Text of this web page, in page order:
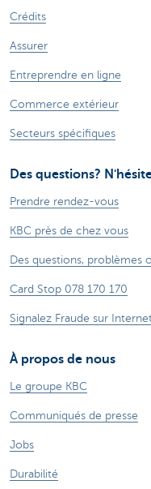
Crédits
Assurer
Entreprendre en ligne
Commerce extérieur
Secteurs spécifiques
Des questions?
Prendre rendez-vous
KBC près de chez vous
Des questions, problèmes
Card Stop 078 170 170
Signalez Fraude sur Internet
À propos de nous
Le groupe KBC
Communiqués de presse
Jobs
Durabilité